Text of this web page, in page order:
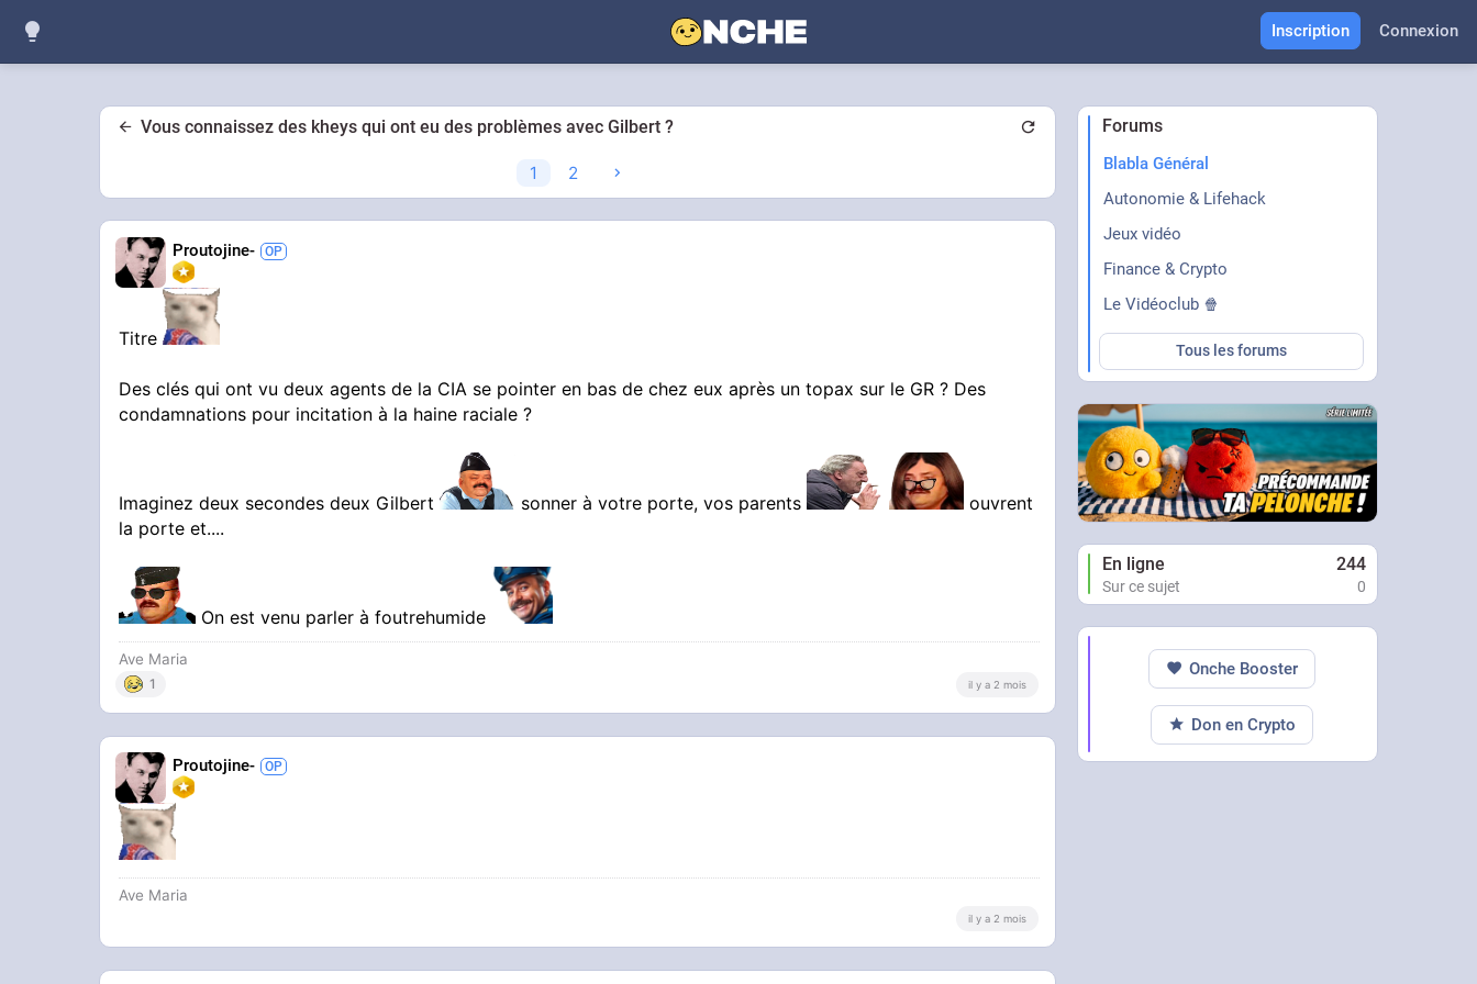
Inscription Connexion
Vous connaissez des kheys qui ont eu des problèmes avec Gilbert ?
1 2
Proutojine-
Titre
Des clés qui ont vu deux agents de la CIA se pointer en bas de chez eux après un topax sur le GR ? Des
condamnations pour incitation à la haine raciale ?
Imaginez deux secondes deux Gilbert sonner à votre porte, vos parents
ouvrent
la porte et....
On est venu parler à foutrehumide
Ave Maria
1 il y a 2 mois
Proutojine-
Ave Maria
il y a 2 mois
Forums
Blabla Général
Autonomie & Lifehack
Jeux vidéo
Finance & Crypto
Le Vidéoclub 🍿
Tous les forums
En ligne 244
Sur ce sujet 0
Onche Booster
Don en Crypto